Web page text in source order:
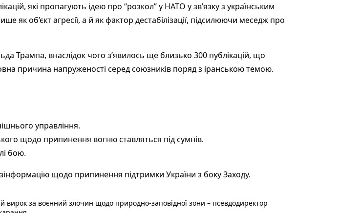
які пропагують ідею про “розкол” у НАТО у зв’язку з українським
як об’єкт агресії, а й як фактор дестабілізації, підсилюючи меседж про
Трампа, внаслідок чого з’явилось ще близько 300 публікацій, що
причина напруженості серед союзників поряд з іранською темою.
управління.
щодо припинення вогню ставляться під сумнів.
бою.
щодо припинення підтримки України з боку Заходу.
пост :
вирок за воєнний злочин щодо природно-заповідної зони – псевдодиректор